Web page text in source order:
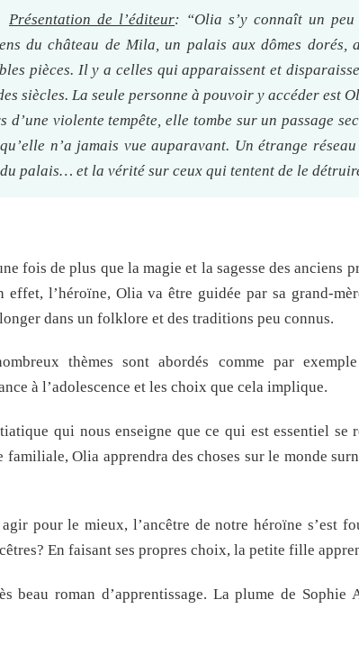
Présentation de l’éditeur: “Olia s’y connaît un peu
du château de Mila, un palais aux dômes dorés,
pièces. Il y a celles qui apparaissent et
siècles. La seule personne à pouvoir y accéder est
violente tempête, elle tombe sur un passage
n’a jamais vue auparavant. Un étrange réseau
palais… et la vérité sur ceux qui tentent de le
fois de plus que la magie et la sagesse des anciens
l’héroïne, Olia va être guidée par sa grand-
dans un folklore et des traditions peu connus.
thèmes sont abordés comme par
à l’adolescence et les choix que cela implique.
qui nous enseigne que ce qui est essentiel se
Olia apprendra des choses sur le monde
pour le mieux, l’ancêtre de notre héroïne s’est
En faisant ses propres choix, la petite fille
beau roman d’apprentissage. La plume de Sophie